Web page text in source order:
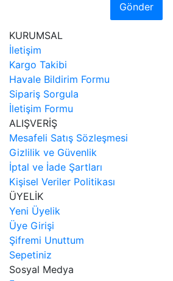
Gönder
KURUMSAL
İletişim
Kargo Takibi
Havale Bildirim Formu
Sipariş Sorgula
İletişim Formu
ALIŞVERİŞ
Mesafeli Satış Sözleşmesi
Gizlilik ve Güvenlik
İptal ve İade Şartları
Kişisel Veriler Politikası
ÜYELİK
Yeni Üyelik
Üye Girişi
Şifremi Unuttum
Sepetiniz
Sosyal Medya